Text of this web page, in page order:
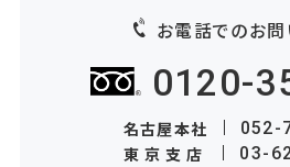
お電話でのお
0120-
名古屋本社 052-
東京支店 03-